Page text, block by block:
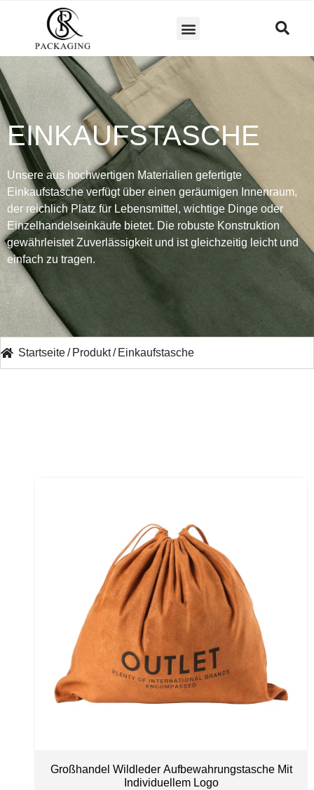
EINKAUFSTASCHE
Unsere aus hochwertigen Materialien gefertigte
Einkaufstasche verfügt über einen geräumigen Innenraum,
der reichlich Platz für Lebensmittel, wichtige Dinge oder
Einzelhandelseinkäufe bietet. Die robuste Konstruktion
gewährleistet Zuverlässigkeit und ist gleichzeitig leicht und
einfach zu tragen.
Startseite/ Produkt/ Einkaufstasche
Großhandel Wildleder Aufbewahrungstasche Mit
Individuellem Logo